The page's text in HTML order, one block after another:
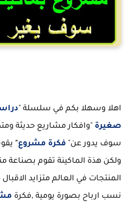
اهلا وسهلا بكم في سلسلة "
صغيرة "وافكار مشاريع حديثة
سوف يدور عن" فكرة مشروع"
ولكن هذة الماكينة تقوم بصناعة
المنتجات في العالم متزايد
نسب ارباح بصورة يومية ,فكرة